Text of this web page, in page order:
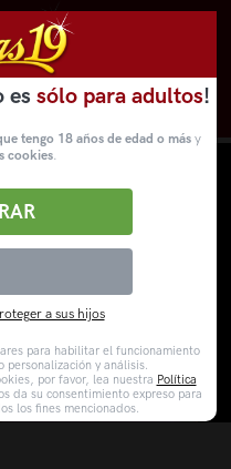
es sólo para adultos!
tengo 18 años de edad o másy
cookies.
a sus hijos
para habilitar el funcionamiento
personalización y análisis.
por favor, lea nuestra Política
da su consentimiento expreso para
los fines mencionados.